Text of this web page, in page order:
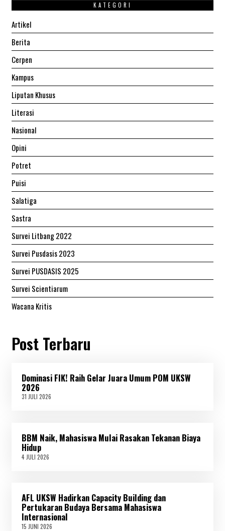
KATEGORI
Artikel
Berita
Cerpen
Kampus
Liputan Khusus
Literasi
Nasional
Opini
Potret
Puisi
Salatiga
Sastra
Survei Litbang 2022
Survei Pusdasis 2023
Survei PUSDASIS 2025
Survei Scientiarum
Wacana Kritis
Post Terbaru
Dominasi FIK! Raih Gelar Juara Umum POM UKSW
2026
31 JULI 2026
I
BBM Naik, Mahasiswa Mulai Rasakan Tekanan Biaya
Hidup
4 JULI 2026
2
0
2
6
AFL UKSW Hadirkan Capacity Building dan
Pertukaran Budaya Bersama Mahasiswa
Internasional
15 JUNI 2026